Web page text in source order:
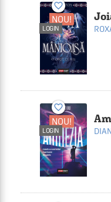
favorite_border
NOU!
LOGIN
favorite_border
NOU!
LOGIN